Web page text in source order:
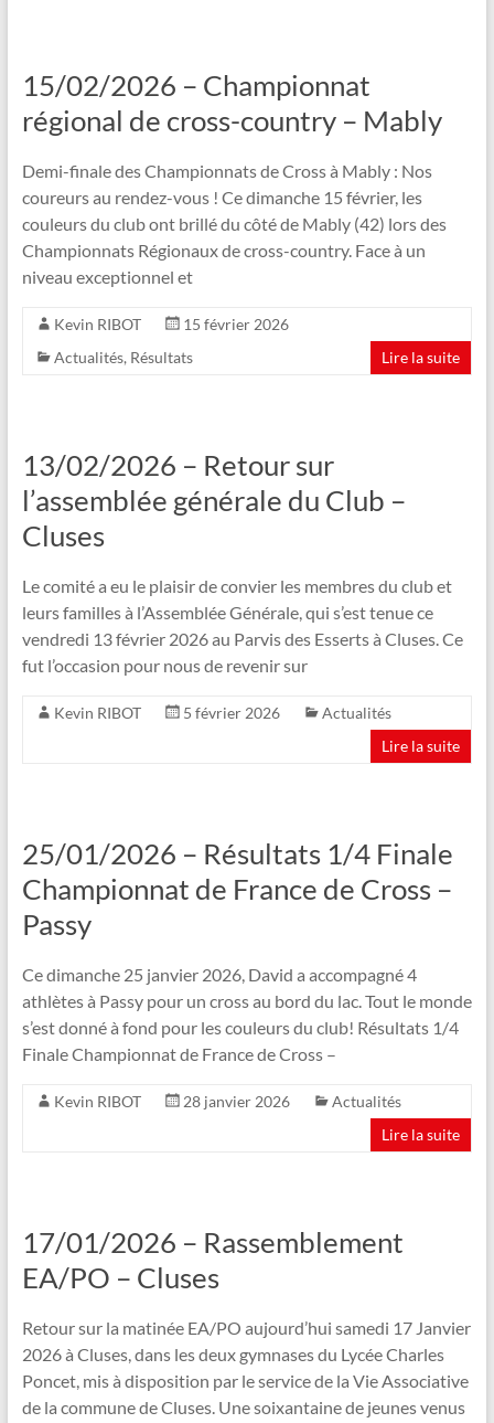
15/02/2026 – Championnat
régional de cross-country – Mably
Demi-finale des Championnats de Cross à Mably : Nos
coureurs au rendez-vous ! Ce dimanche 15 février, les
couleurs du club ont brillé du côté de Mably (42) lors des
Championnats Régionaux de cross-country. Face à un
niveau exceptionnel et
Kevin RIBOT
15 février 2026
Actualités, Résultats Lire la suite
13/02/2026 – Retour sur
l’assemblée générale du Club –
Cluses
Le comité a eu le plaisir de convier les membres du club et
leurs familles à l’Assemblée Générale, qui s’est tenue ce
vendredi 13 février 2026 au Parvis des Esserts à Cluses. Ce
fut l’occasion pour nous de revenir sur
Kevin RIBOT 5 février 2026
Actualités
Lire la suite
25/01/2026 – Résultats 1/4 Finale
Championnat de France de Cross –
Passy
Ce dimanche 25 janvier 2026, David a accompagné 4
athlètes à Passy pour un cross au bord du lac. Tout le monde
s’est donné à fond pour les couleurs du club! Résultats 1/4
Finale Championnat de France de Cross –
Kevin RIBOT 28 janvier 2026
Actualités
Lire la suite
17/01/2026 – Rassemblement
EA/PO – Cluses
Retour sur la matinée EA/PO aujourd’hui samedi 17 Janvier
2026 à Cluses, dans les deux gymnases du Lycée Charles
Poncet, mis à disposition par le service de la Vie Associative
de la commune de Cluses. Une soixantaine de jeunes venus